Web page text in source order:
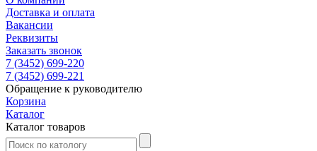
Доставка и оплата
Вакансии
Реквизиты
Заказать звонок
7 (3452) 699-220
7 (3452) 699-221
Обращение к руководителю
Корзина
Каталог
Каталог товаров